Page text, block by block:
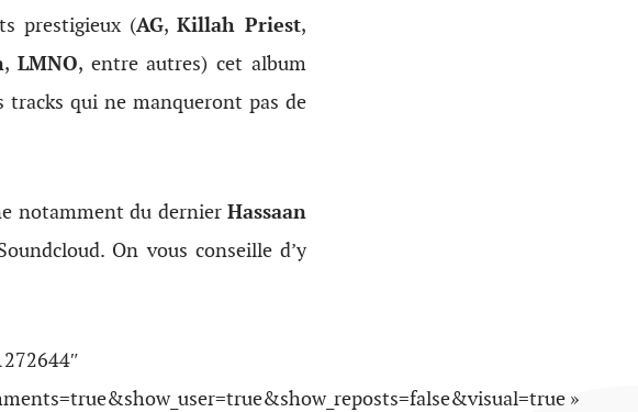
prestigieux (AG,Killah Priest,
, LMNO, entre autres) cet album
tracks qui ne manqueront pas de
notamment du dernier Hassaan
On vous conseille d’y
»